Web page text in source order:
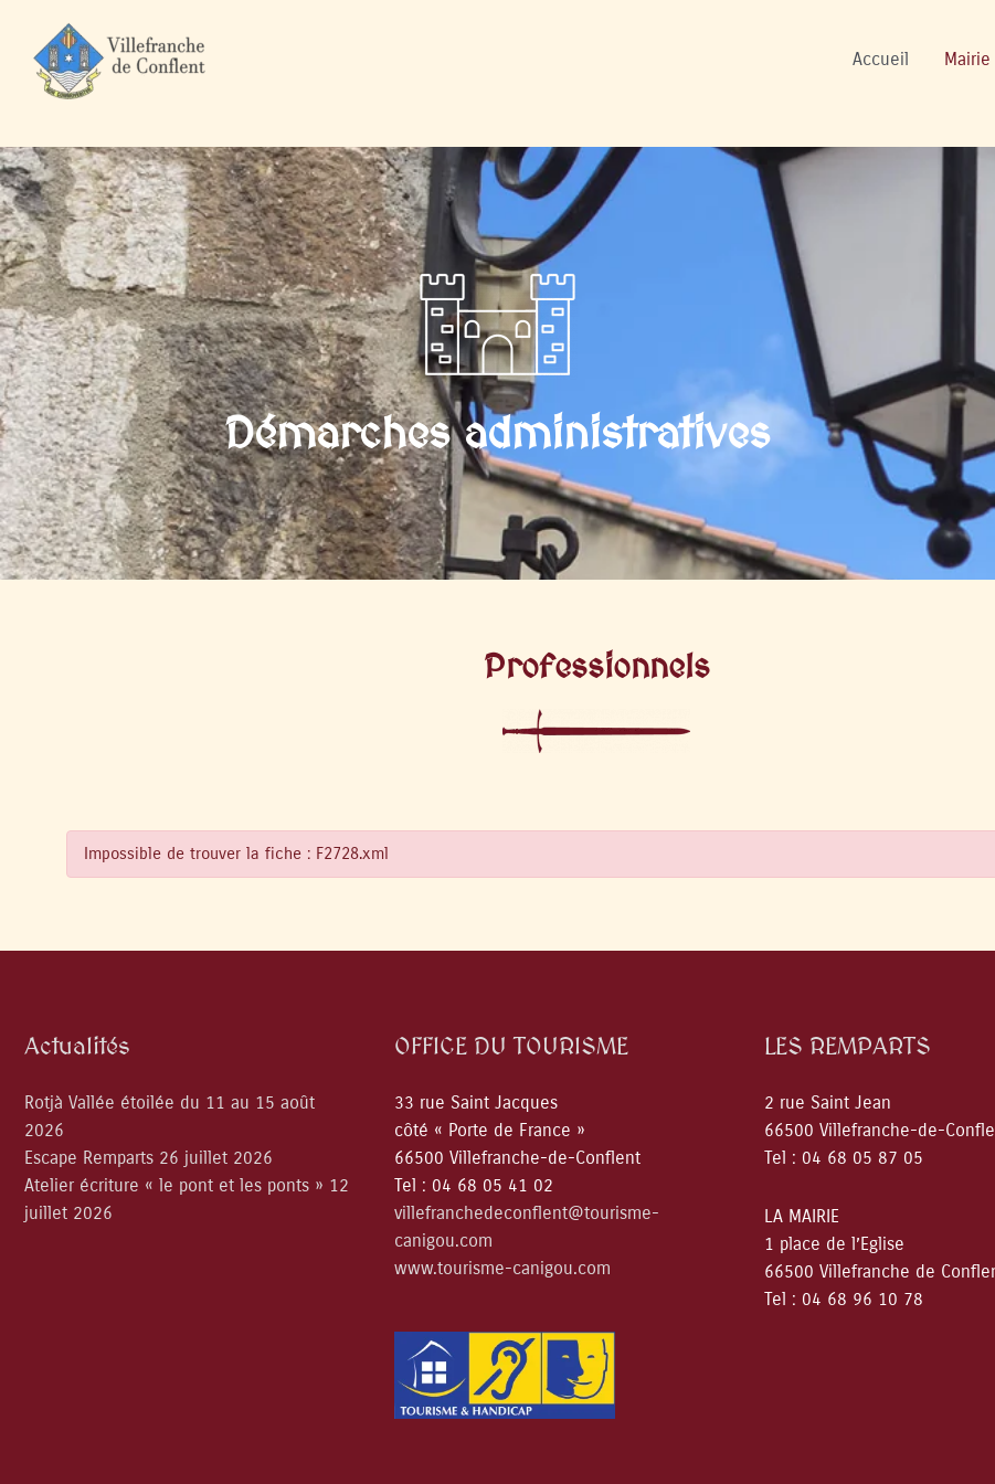
Accueil
Démarches administratives
Professionnels
Impossible de trouver la fiche : F2728.xml
Actualités
Rotjà Vallée étoilée du 11 au 15 août
2026
Escape Remparts 26 juillet 2026
Atelier écriture « le pont et les ponts » 12
juillet 2026
OFFICE DU TOURISME
33 rue Saint Jacques
côté « Porte de France »
66500 Villefranche-de-Conflent
Tel : 04 68 05 41 02
villefranchedeconflent@tourisme-
canigou.com
www.tourisme-canigou.com
LES REMPARTS
2 rue Saint Jean
66500 Villefranche-de-
Tel : 04 68 05 87 05
LA MAIRIE
1 place de l’Eglise
66500 Villefranche de
Tel : 04 68 96 10 78